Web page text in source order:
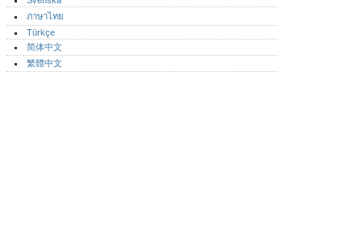
ภาษาไทย
Türkçe
简体中文
繁體中文